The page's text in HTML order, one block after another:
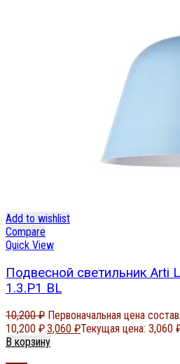
Add to wishlist
Compare
Quick View
Подвесной светильник Arti
1.3.P1 BL
10,200₽ Первоначальная цена
10,200 ₽.3,060 ₽Текущая цена: 3,060
В корзину